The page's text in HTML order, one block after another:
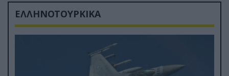
ΕΛΛΗΝΟΤΟΥΡΚΙΚΑ